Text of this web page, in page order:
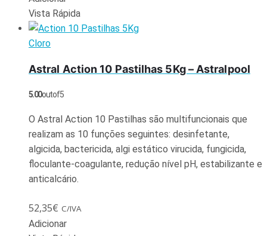
Vista Rápida
Cloro
Astral Action 10 Pastilhas 5Kg – Astralpool
5.00out of 5
O Astral Action 10 Pastilhas são multifuncionais que
realizam as 10 funções seguintes: desinfetante,
algicida, bactericida, algi estático virucida, fungicida,
floculante-coagulante, redução nível pH, estabilizante e
anticalcário.
52,35€ C/IVA
Adicionar